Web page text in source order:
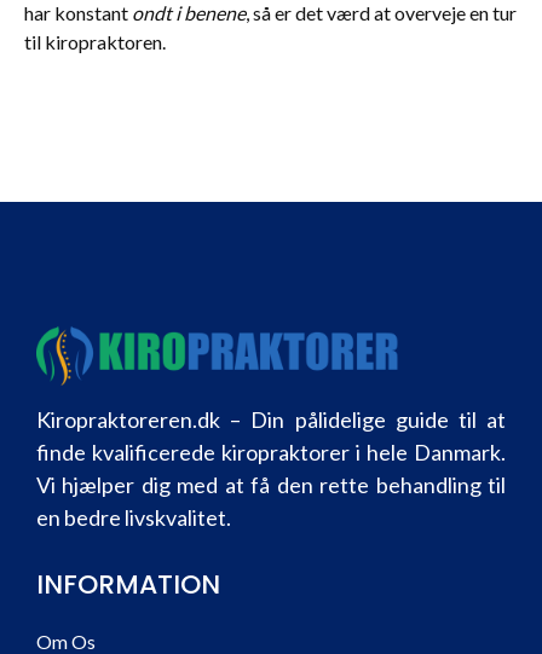
har konstant ondt i benene, så er det værd at overveje en tur
til kiropraktoren.
Kiropraktoreren.dk – Din pålidelige guide til at
finde kvalificerede kiropraktorer i hele Danmark.
Vi hjælper dig med at få den rette behandling til
en bedre livskvalitet.
INFORMATION
Om Os